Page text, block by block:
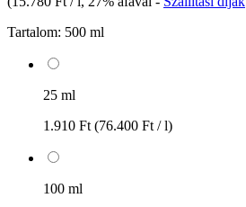
Tartalom: 500 ml
25 ml
1.910 Ft (76.400 Ft / l)
100 ml